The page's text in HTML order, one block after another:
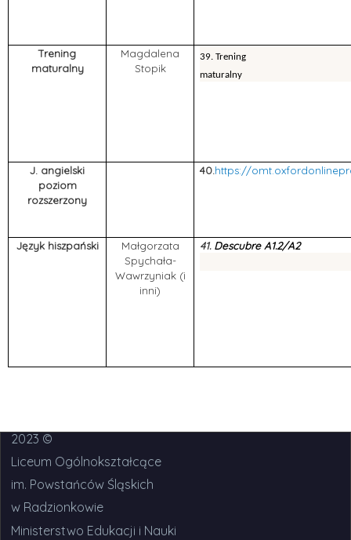
Trening
maturalny
Magdalena
Stopik
39. Trening
maturalny
J. angielski
poziom
rozszerzony
40.https://
Język hiszpański
Małgorzata
Spychała-
Wawrzyniak (i
inni)
41. Descubre A1.2/A2
2023 ©
Liceum Ogólnokształcące
im. Powstańców Śląskich
w Radzionkowie
Ministerstwo Edukacji i Nauki